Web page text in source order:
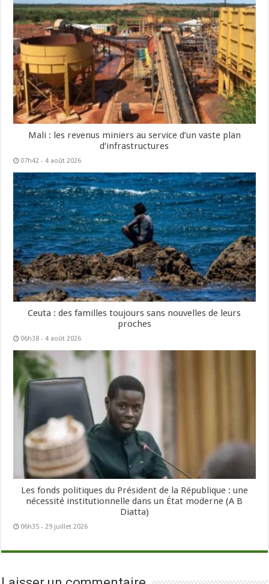
Mali : les revenus miniers au service d’un vaste plan
d’infrastructures
07h42 - 4 août 2026
Ceuta : des familles toujours sans nouvelles de leurs
proches
06h38 - 4 août 2026
Les fonds politiques du Président de la République : une
nécessité institutionnelle dans un État moderne (A B
Diatta)
06h35 - 29 juillet 2026